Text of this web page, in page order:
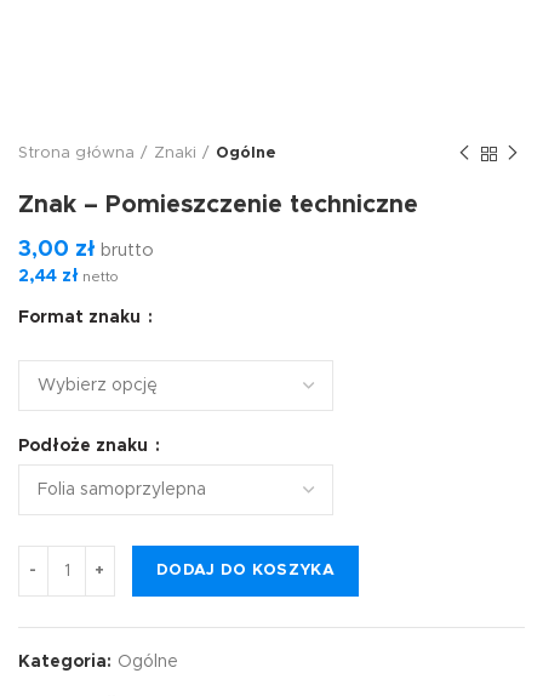
Strona główna Znaki Ogólne
Znak – Pomieszczenie techniczne
3,00 zł brutto
2,44 zł netto
Format znaku
Podłoże znaku
DODAJ DO KOSZYKA
Kategoria: Ogólne